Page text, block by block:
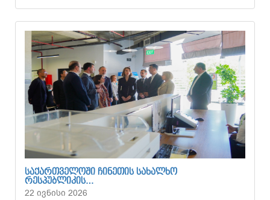
ᲡᲐᲥᲐᲠᲗᲕᲔᲚᲝᲨᲘ ᲩᲘᲜᲔᲗᲘᲡ ᲡᲐᲮᲐᲚᲮᲝ
ᲠᲔᲡᲞᲣᲑᲚᲘᲙᲘᲡ…
22 ივნისი 2026